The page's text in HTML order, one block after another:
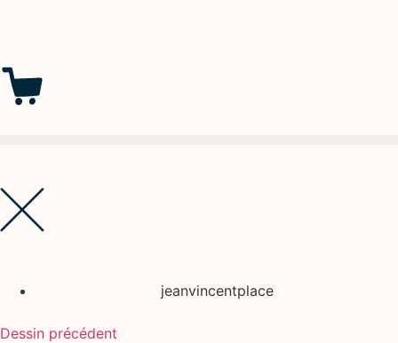
jeanvincentplace
Dessin précédent